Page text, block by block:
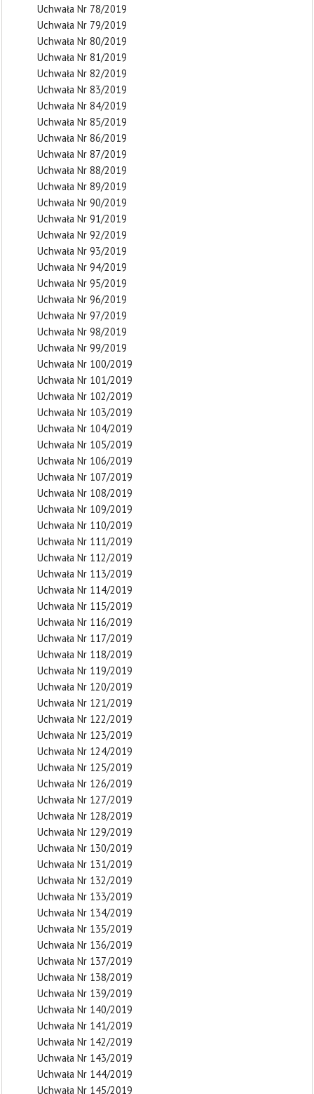
Uchwała Nr 78/2019
Uchwała Nr 79/2019
Uchwała Nr 80/2019
Uchwała Nr 81/2019
Uchwała Nr 82/2019
Uchwała Nr 83/2019
Uchwała Nr 84/2019
Uchwała Nr 85/2019
Uchwała Nr 86/2019
Uchwała Nr 87/2019
Uchwała Nr 88/2019
Uchwała Nr 89/2019
Uchwała Nr 90/2019
Uchwała Nr 91/2019
Uchwała Nr 92/2019
Uchwała Nr 93/2019
Uchwała Nr 94/2019
Uchwała Nr 95/2019
Uchwała Nr 96/2019
Uchwała Nr 97/2019
Uchwała Nr 98/2019
Uchwała Nr 99/2019
Uchwała Nr 100/2019
Uchwała Nr 101/2019
Uchwała Nr 102/2019
Uchwała Nr 103/2019
Uchwała Nr 104/2019
Uchwała Nr 105/2019
Uchwała Nr 106/2019
Uchwała Nr 107/2019
Uchwała Nr 108/2019
Uchwała Nr 109/2019
Uchwała Nr 110/2019
Uchwała Nr 111/2019
Uchwała Nr 112/2019
Uchwała Nr 113/2019
Uchwała Nr 114/2019
Uchwała Nr 115/2019
Uchwała Nr 116/2019
Uchwała Nr 117/2019
Uchwała Nr 118/2019
Uchwała Nr 119/2019
Uchwała Nr 120/2019
Uchwała Nr 121/2019
Uchwała Nr 122/2019
Uchwała Nr 123/2019
Uchwała Nr 124/2019
Uchwała Nr 125/2019
Uchwała Nr 126/2019
Uchwała Nr 127/2019
Uchwała Nr 128/2019
Uchwała Nr 129/2019
Uchwała Nr 130/2019
Uchwała Nr 131/2019
Uchwała Nr 132/2019
Uchwała Nr 133/2019
Uchwała Nr 134/2019
Uchwała Nr 135/2019
Uchwała Nr 136/2019
Uchwała Nr 137/2019
Uchwała Nr 138/2019
Uchwała Nr 139/2019
Uchwała Nr 140/2019
Uchwała Nr 141/2019
Uchwała Nr 142/2019
Uchwała Nr 143/2019
Uchwała Nr 144/2019
Uchwała Nr 145/2019